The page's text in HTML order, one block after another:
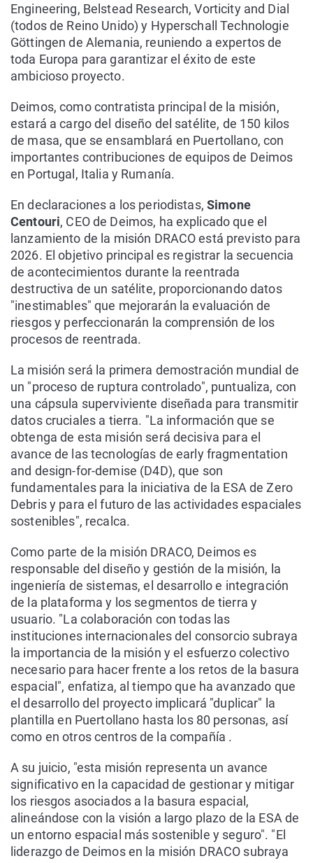
Engineering, Belstead Research, Vorticity and Dial
(todos de Reino Unido) y Hyperschall Technologie
Göttingen de Alemania, reuniendo a expertos de
toda Europa para garantizar el éxito de este
ambicioso proyecto.
Deimos, como contratista principal de la misión,
estará a cargo del diseño del satélite, de 150 kilos
de masa, que se ensamblará en Puertollano, con
importantes contribuciones de equipos de Deimos
en Portugal, Italia y Rumanía.
En declaraciones a los periodistas,Simone
Centouri, CEO de Deimos, ha explicado que el
lanzamiento de la misión DRACO está previsto para
2026. El objetivo principal es registrar la secuencia
de acontecimientos durante la reentrada
destructiva de un satélite, proporcionando datos
"inestimables" que mejorarán la evaluación de
riesgos y perfeccionarán la comprensión de los
procesos de reentrada.
La misión será la primera demostración mundial de
un "proceso de ruptura controlado", puntualiza, con
una cápsula superviviente diseñada para transmitir
datos cruciales a tierra. "La información que se
obtenga de esta misión será decisiva para el
avance de las tecnologías de early fragmentation
and design-for-demise (D4D), que son
fundamentales para la iniciativa de la ESA de Zero
Debris y para el futuro de las actividades espaciales
sostenibles", recalca.
Como parte de la misión DRACO, Deimos es
responsable del diseño y gestión de la misión, la
ingeniería de sistemas, el desarrollo e integración
de la plataforma y los segmentos de tierra y
usuario. "La colaboración con todas las
instituciones internacionales del consorcio subraya
la importancia de la misión y el esfuerzo colectivo
necesario para hacer frente a los retos de la basura
espacial", enfatiza, al tiempo que ha avanzado que
el desarrollo del proyecto implicará "duplicar" la
plantilla en Puertollano hasta los 80 personas, así
como en otros centros de la compañía .
A su juicio, "esta misión representa un avance
significativo en la capacidad de gestionar y mitigar
los riesgos asociados a la basura espacial,
alineándose con la visión a largo plazo de la ESA de
un entorno espacial más sostenible y seguro". "El
liderazgo de Deimos en la misión DRACO subraya